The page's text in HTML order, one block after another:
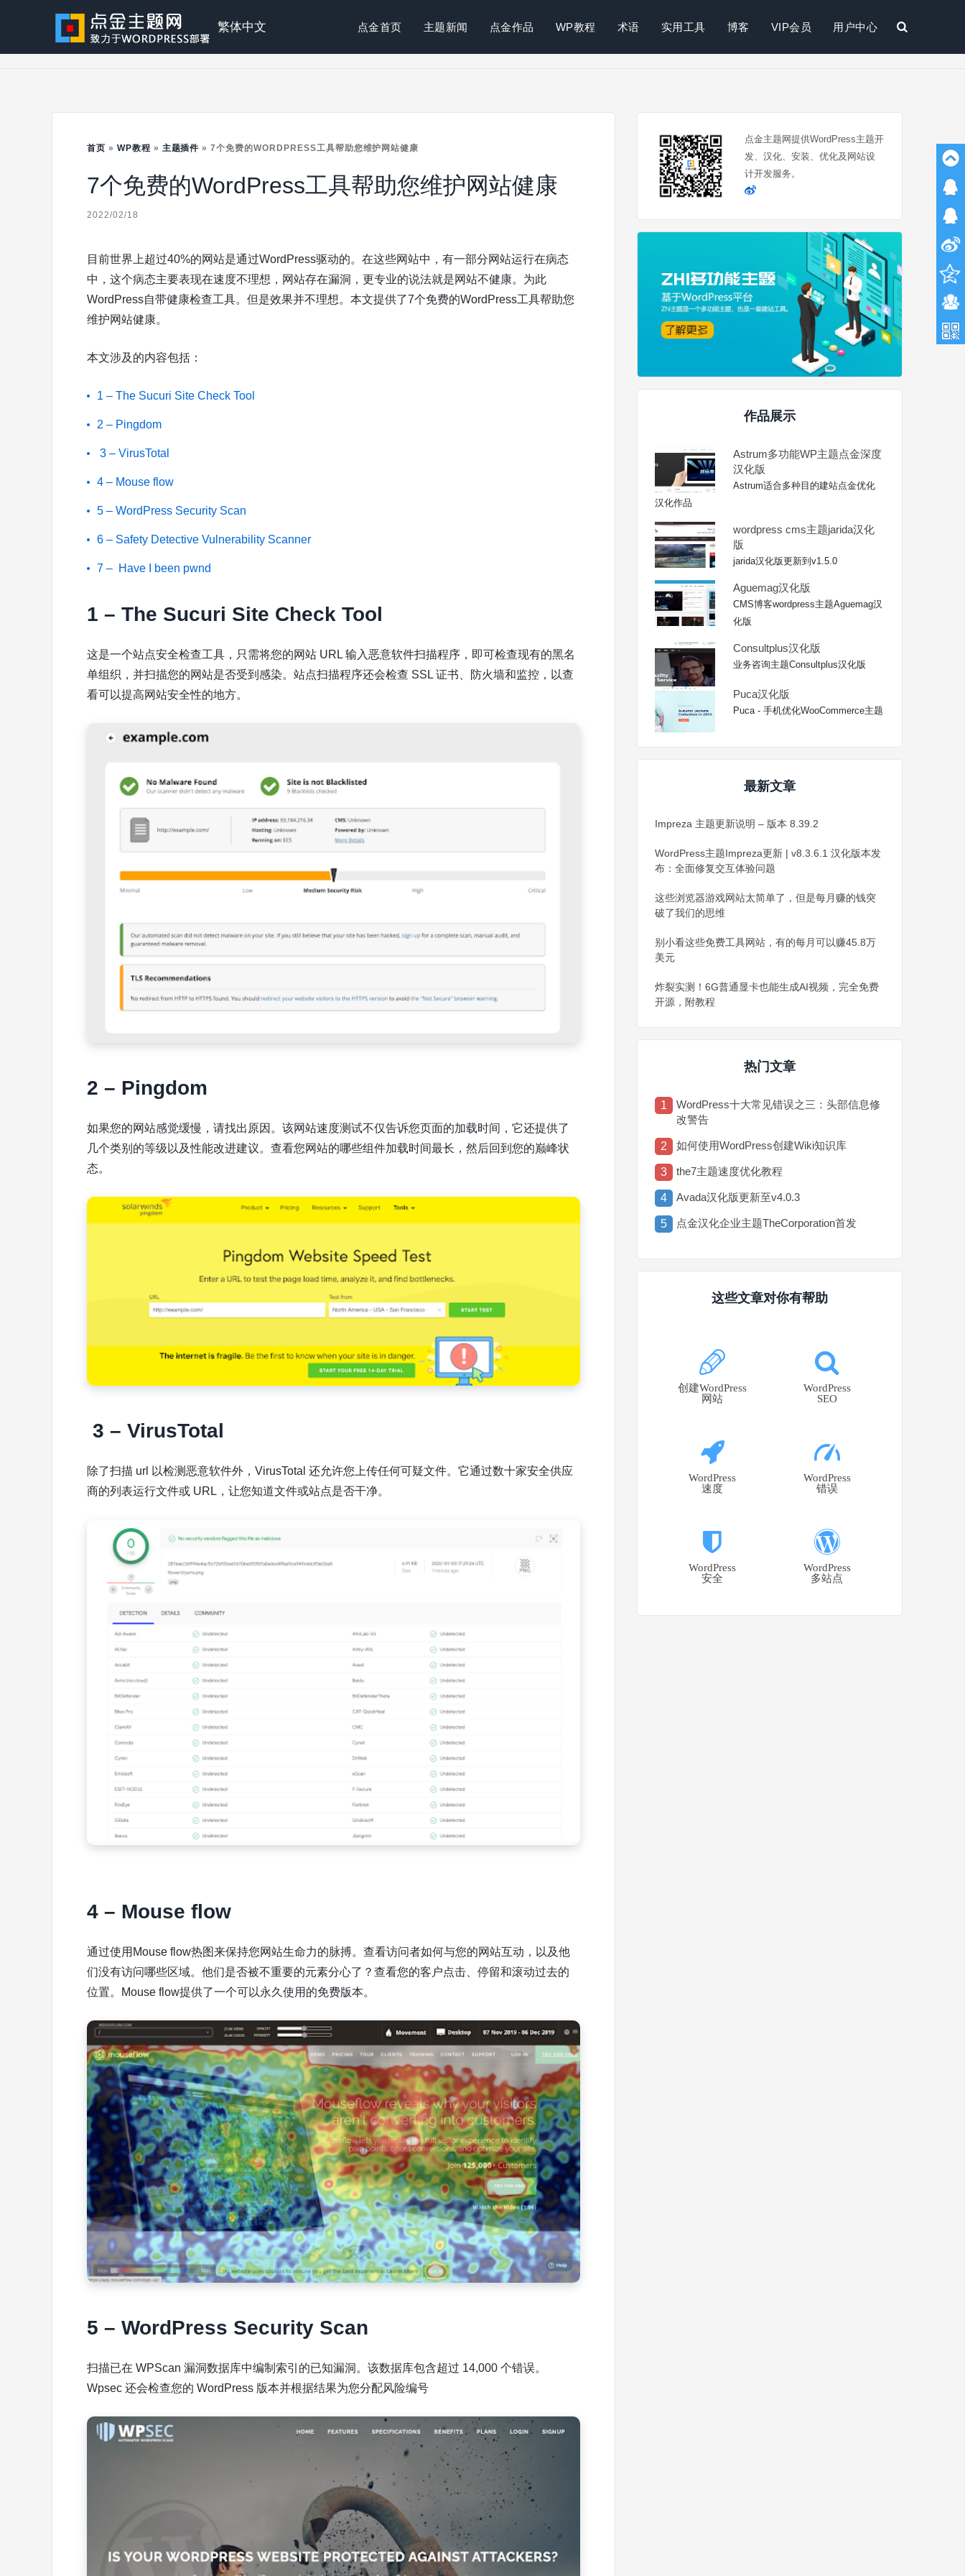
点
题
繁体中文 点金首页 主题新闻 点金作品 WP教程 术语 实用工具 博客 VIP会员 用户中心
首页 » WP教程 » 主题插件 »7个免费的WORDPRESS工具帮助您维护网站健康
7个免费的WordPress工具帮助您维护网站健康
2022/02/18
目前世界上超过40%的网站是通过WordPress驱动的。在这些网站中，有一部分网站运行在病态
中，这个病态主要表现在速度不理想，网站存在漏洞，更专业的说法就是网站不健康。为此
WordPress自带健康检查工具。但是效果并不理想。本文提供了7个免费的WordPress工具帮助您
维护网站健康。
本文涉及的内容包括：
1 – The Sucuri Site Check Tool
2 – Pingdom
3 – VirusTotal
4 – Mouse flow
5 – WordPress Security Scan
6 – Safety Detective Vulnerability Scanner
7 – Have I been pwnd
1 – The Sucuri Site Check Tool
这是一个站点安全检查工具，只需将您的网站 URL 输入恶意软件扫描程序，即可检查现有的黑名
单组织，并扫描您的网站是否受到感染。站点扫描程序还会检查 SSL 证书、防火墙和监控，以查
看可以提高网站安全性的地方。
2 – Pingdom
如果您的网站感觉缓慢，请找出原因。该网站速度测试不仅告诉您页面的加载时间，它还提供了
几个类别的等级以及性能改进建议。查看您网站的哪些组件加载时间最长，然后回到您的巅峰状
态。
3 – VirusTotal
除了扫描 url 以检测恶意软件外，VirusTotal 还允许您上传任何可疑文件。它通过数十家安全供应
商的列表运行文件或 URL，让您知道文件或站点是否干净。
4 – Mouse flow
通过使用Mouse flow热图来保持您网站生命力的脉搏。查看访问者如何与您的网站互动，以及他
们没有访问哪些区域。他们是否被不重要的元素分心了？查看您的客户点击、停留和滚动过去的
位置。Mouse flow提供了一个可以永久使用的免费版本。
5 – WordPress Security Scan
扫描已在 WPScan 漏洞数据库中编制索引的已知漏洞。该数据库包含超过 14,000 个错误。
Wpsec 还会检查您的 WordPress 版本并根据结果为您分配风险编号
点金主题网提供WordPress主题开
发、汉化、安装、优化及网站设
计开发服务。
作品展示
Astrum多功能WP主题点金深度
汉化版
Astrum适合多种目的建站点金优化
汉化作品
wordpress cms主题jarida汉化
版
jarida汉化版更新到v1.5.0
Aguemag汉化版
CMS博客wordpress主题Aguemag汉
化版
Consultplus汉化版
业务咨询主题Consultplus汉化版
Puca汉化版
Puca - 手机优化WooCommerce主题
最新文章
Impreza 主题更新说明 – 版本 8.39.2
WordPress主题Impreza更新 | v8.3.6.1 汉化版本发
布：全面修复交互体验问题
这些浏览器游戏网站太简单了，但是每月赚的钱突
破了我们的思维
别小看这些免费工具网站，有的每月可以赚45.8万
美元
炸裂实测！6G普通显卡也能生成AI视频，完全免费
开源，附教程
热门文章
1
WordPress十大常见错误之三：头部信息修
改警告
2 如何使用WordPress创建Wiki知识库
3 the7主题速度优化教程
4 Avada汉化版更新至v4.0.3
5 点金汉化企业主题TheCorporation首发
这些文章对你有帮助
创建WordPress
网站
WordPress
SEO
WordPress
速度
WordPress
错误
WordPress
安全
WordPress
多站点